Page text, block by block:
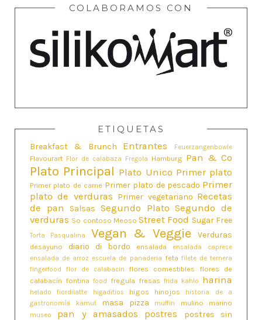
COLABORAMOS CON
ETIQUETAS
Breakfast & Brunch Entrantes Feuerzangenbowle
Flavourart Flor de calabaza Fregola Hamburg Pan & Co
Plato Principal Plato Unico Primer plato
Primer plato de carne Primer plato de pescado Primer
plato de verduras Primer vegetariano Recetas
de pan
Salsas Segundo Plato Segundo de
verduras So contoso Meoso Street Food Sugar Free
Torta Pasqualina Vegan & Veggie Verduras
desayuno diario di bordo ensalada
ensalada caprese
ensalada de arroz escuela de panaderia feta filete de ternera
fingerfood
flor de calabacin flores comestibles
flores de
calabacín fontina food fregula fresas frida kahlo harina
helado fiordilatte higaditios higos hinojos
historia de a
gastronomía
kamut masa pizza muffin mulino marino
museo pan y amasados postres
postres sin